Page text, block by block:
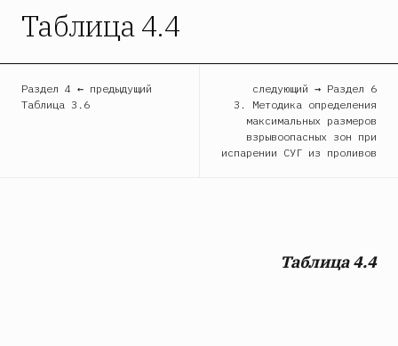
Таблица 4.4
Раздел 4 ← предыдущий
Таблица 3.6
следующий → Раздел 6
3. Методика определения
максимальных размеров
взрывоопасных зон при
испарении СУГ из проливов
Таблица 4.4